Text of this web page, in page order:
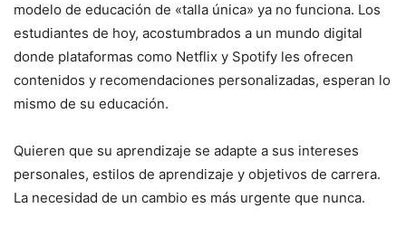
modelo de educación de «talla única» ya no funciona. Los
estudiantes de hoy, acostumbrados a un mundo digital
donde plataformas como Netflix y Spotify les ofrecen
contenidos y recomendaciones personalizadas, esperan lo
mismo de su educación.
Quieren que su aprendizaje se adapte a sus intereses
personales, estilos de aprendizaje y objetivos de carrera.
La necesidad de un cambio es más urgente que nunca.